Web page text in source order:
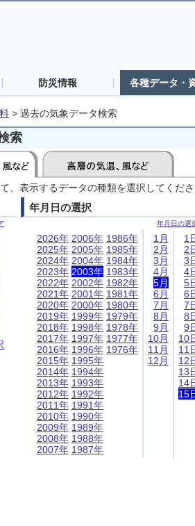
防災情報 各種データ・
> 過去の気象データ検索
索
、表示するデータの種類を選択してくだ
年月日の選択
年月日の選
2026年
2025年
2024年
2023年
2022年
2021年
2020年
2019年
2018年
2017年
2016年
2015年
2014年
2013年
2012年
2011年
2010年
2009年
2008年
2007年
2006年
2005年
2004年
2003年
2002年
2001年
2000年
1999年
1998年
1997年
1996年
1995年
1994年
1993年
1992年
1991年
1990年
1989年
1988年
1987年
1986年
1985年
1984年
1983年
1982年
1981年
1980年
1979年
1978年
1977年
1976年
1月
2月
3月
4月
5月
6月
7月
8月
9月
10月
11月
12月
1
2
3
4
5
6
7
8
9
10
11
12
13
14
15